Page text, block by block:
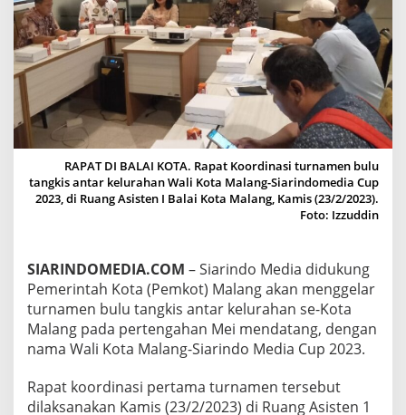
R
N
A
M
E
N
B
U
L
T
A
N
S
A
N
T
A
R
E
L
RAPAT DI BALAI KOTA. Rapat Koordinasi turnamen bulu
tangkis antar kelurahan Wali Kota Malang-Siarindomedia Cup
2023, di Ruang Asisten I Balai Kota Malang, Kamis (23/2/2023).
Foto: Izzuddin
SIARINDOMEDIA.COM – Siarindo Media didukung
Pemerintah Kota (Pemkot) Malang akan menggelar
turnamen bulu tangkis antar kelurahan se-Kota
Malang pada pertengahan Mei mendatang, dengan
nama Wali Kota Malang-Siarindo Media Cup 2023.
Rapat koordinasi pertama turnamen tersebut
dilaksanakan Kamis (23/2/2023) di Ruang Asisten 1